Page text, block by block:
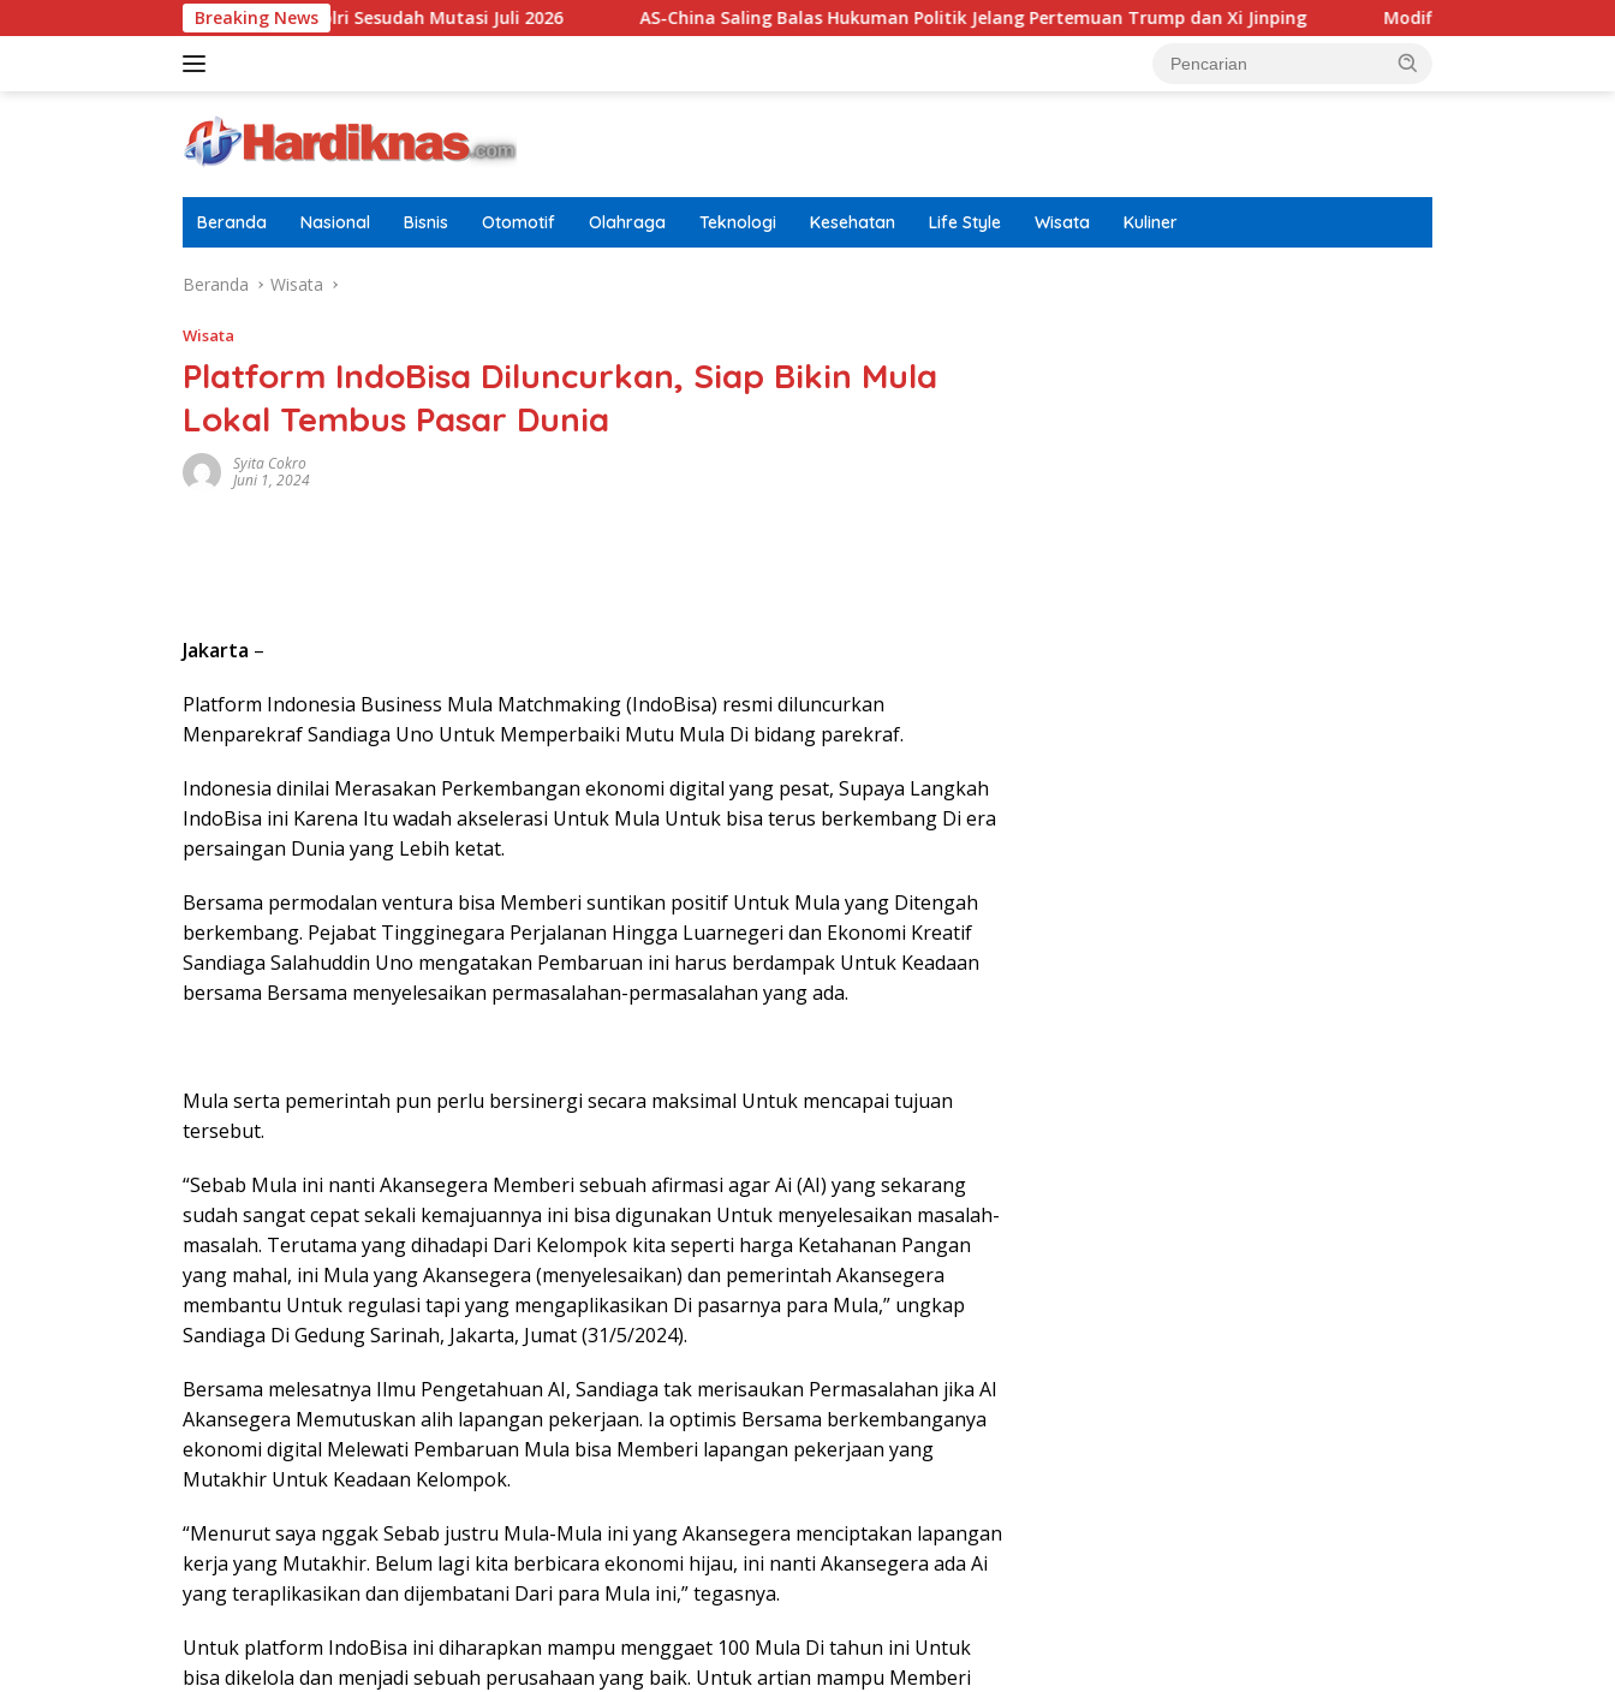
ke
Breaking News
Di Pusdokkes Polri Sesudah Mutasi Juli 2026 AS-China Saling Balas Hukuman Politik Jelang Pertemuan Trump dan Xi Jinping Modifikasi Ayla Vintage dan Gran Max Retro
Beranda Nasional Bisnis Otomotif Olahraga Teknologi Kesehatan Life Style Wisata Kuliner
Beranda Wisata
Wisata
Platform IndoBisa Diluncurkan, Siap Bikin Mula
Lokal Tembus Pasar Dunia
Syita Cokro
Juni 1, 2024
Jakarta –
Platform Indonesia Business Mula Matchmaking (IndoBisa) resmi diluncurkan
Menparekraf Sandiaga Uno Untuk Memperbaiki Mutu Mula Di bidang parekraf.
Indonesia dinilai Merasakan Perkembangan ekonomi digital yang pesat, Supaya Langkah
IndoBisa ini Karena Itu wadah akselerasi Untuk Mula Untuk bisa terus berkembang Di era
persaingan Dunia yang Lebih ketat.
Bersama permodalan ventura bisa Memberi suntikan positif Untuk Mula yang Ditengah
berkembang. Pejabat Tingginegara Perjalanan Hingga Luarnegeri dan Ekonomi Kreatif
Sandiaga Salahuddin Uno mengatakan Pembaruan ini harus berdampak Untuk Keadaan
bersama Bersama menyelesaikan permasalahan-permasalahan yang ada.
Mula serta pemerintah pun perlu bersinergi secara maksimal Untuk mencapai tujuan
tersebut.
“Sebab Mula ini nanti Akansegera Memberi sebuah afirmasi agar Ai (AI) yang sekarang
sudah sangat cepat sekali kemajuannya ini bisa digunakan Untuk menyelesaikan masalah-
masalah. Terutama yang dihadapi Dari Kelompok kita seperti harga Ketahanan Pangan
yang mahal, ini Mula yang Akansegera (menyelesaikan) dan pemerintah Akansegera
membantu Untuk regulasi tapi yang mengaplikasikan Di pasarnya para Mula,” ungkap
Sandiaga Di Gedung Sarinah, Jakarta, Jumat (31/5/2024).
Bersama melesatnya Ilmu Pengetahuan AI, Sandiaga tak merisaukan Permasalahan jika AI
Akansegera Memutuskan alih lapangan pekerjaan. Ia optimis Bersama berkembanganya
ekonomi digital Melewati Pembaruan Mula bisa Memberi lapangan pekerjaan yang
Mutakhir Untuk Keadaan Kelompok.
“Menurut saya nggak Sebab justru Mula-Mula ini yang Akansegera menciptakan lapangan
kerja yang Mutakhir. Belum lagi kita berbicara ekonomi hijau, ini nanti Akansegera ada Ai
yang teraplikasikan dan dijembatani Dari para Mula ini,” tegasnya.
Untuk platform IndoBisa ini diharapkan mampu menggaet 100 Mula Di tahun ini Untuk
bisa dikelola dan menjadi sebuah perusahaan yang baik. Untuk artian mampu Memberi